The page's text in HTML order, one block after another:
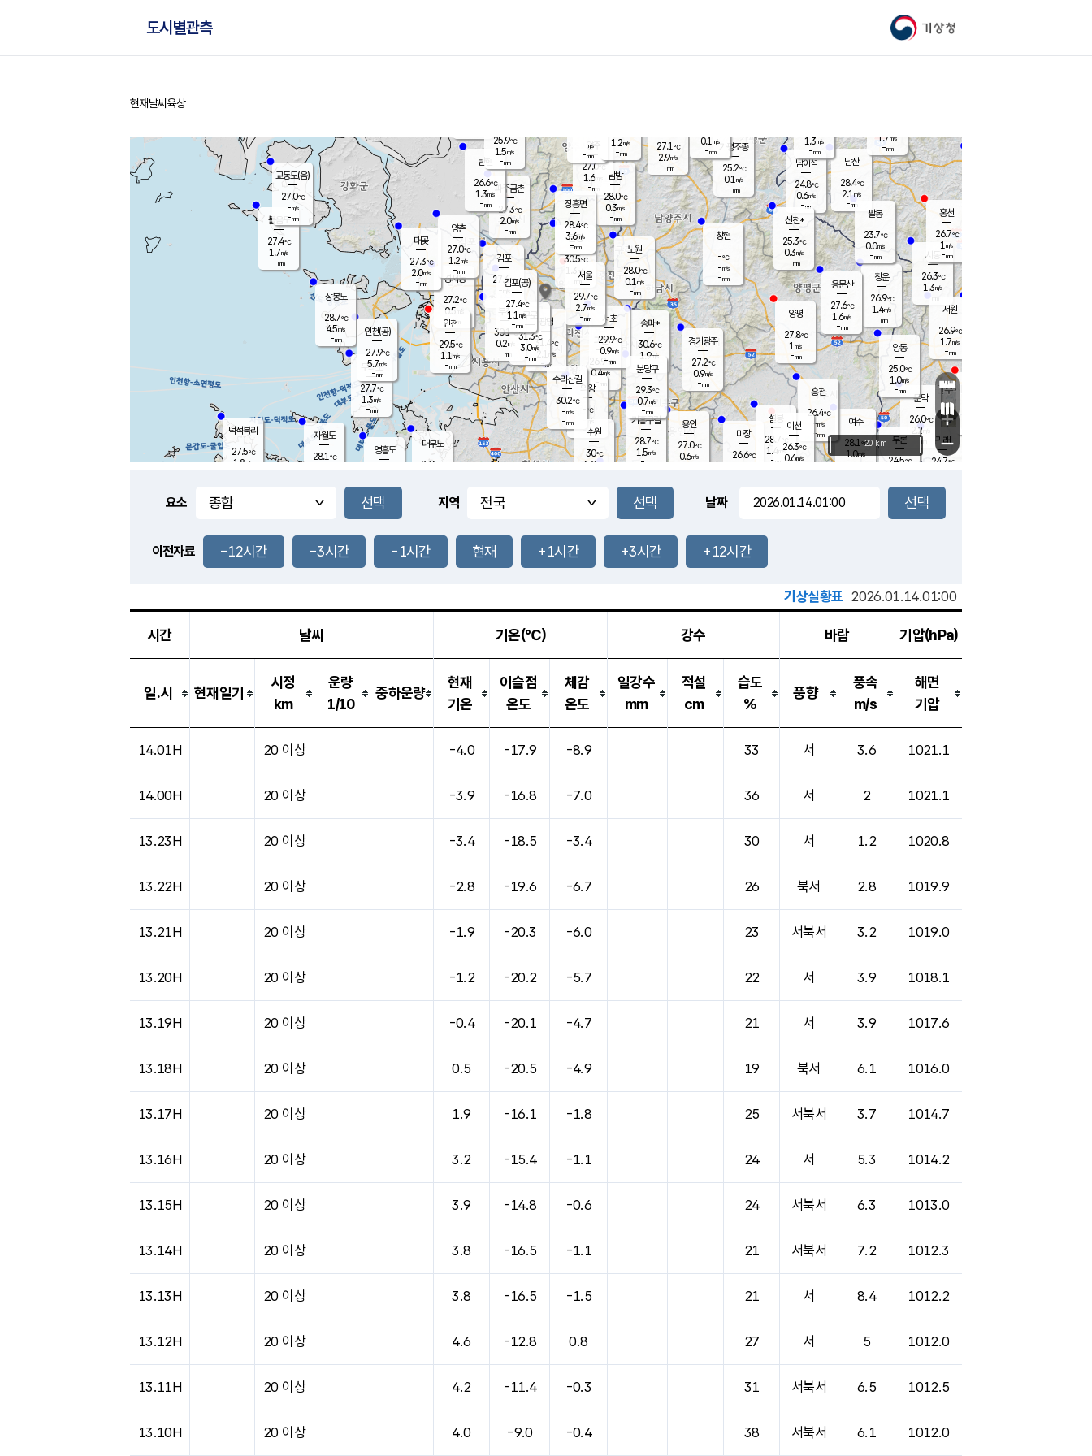
기상청
도시별관측
홈
현재날씨 육상
풍도
1.0m/s
문막
26.0℃
2.2m/s
mm
남이섬
24.8℃
0.6m/s
-mm
무의도
27.7℃
1.3m/s
-mm
영흥도
볼음도
27.4℃
1.7m/s
-mm
자월도
28.1℃
양주
27.0℃
1.6
-mm
부론
24.5℃
과천
26.9℃
0.4m/s
- mm
남산
28.4℃
2.1 m/s
-mm
장봉도
28.7℃
4.5m/s
-mm
-mm
청운
26.9℃
1.4m/s
-mm
팔봉
23.7℃
0.0m/s
-mm
-mm
용인
27.0℃
0.6m/s
여주
28.1℃
1.0m/s
양동
25.0℃
1.0m/s
-mm
경기광주
27.2℃
0.9m/s
-mm
장호원
1.3m/s
-mm
27.6
℃
대부도
27.1
-
경서동
27.2℃
0.5 m/s
-mm
파주금촌
27.3℃
2.0m/s
-mm
가평조종
25.2℃
0.1 m/s
-mm
27.1℃
2.9m/s
-mm
대곶
27.3℃
2.0m/s
-mm
신천*
25.3℃
0.3m/s
-mm
창현
-℃
-m/s
-mm
탄현
26.6℃
1.3m/s
-mm
0.1 m/s
-mm
29.8℃
0.7m/s
-mm
흥천
26.4℃
-m/s
-mm
마장
26.6℃
의왕
- ℃
m/s
mm
김포
27.6℃
-m/s
mm
설봉
28.7
1.4 m/s
- mm
광명
31.4 ℃
2.1 m/s
-mm
부천
30.1℃
0.2m/s
-mm
-mm
양촌
27.0℃
1.2m/s
-mm
구로
31.3℃
3.0m/s
-mm
은평
30.5℃
1.3 m/s
- mm
노원
28.0℃
0.1 m/s
-mm
송파*
30.6℃
1.9m/s
-mm
서초
29.9℃
0.9m/s
-mm
남방
28.0℃
0.3m/s
-mm
기흥구갈
28.7℃
1.5m/s
-
수리산길
30.2℃
-m/s
-mm
분당구
29.3℃
0.7m/s
-mm
장흥면
28.4℃
3.6m/s
-mm
-m/s
-mm
시동
26.3℃
1.3m/s
- mm
귀래
24.7℃
서원
26.9℃
1.7m/s
-mm
용문산
27.6℃
1.6m/s
-mm
덕적북리
27.5℃
1.8 m/s
인천(공)
27.9℃
5.7m/s
-mm
김포(공)
27.4℃
1.1 m/s
-mm
교동도(음)
27.0℃
-m/s
-mm
홍천
26.7℃
1 m/s
-mm
이천
26.3℃
0.6m/s
양평
27.8℃
1 m/s
-mm
수원
30℃
1.9m/s
인천
29.5℃
1.1 m/s
-mm
서울
29.7℃
2.7m/s
-mm
1.7 m/s
-mm
25.9℃
1.5m/s
-mm
1.2m/s
-mm
+
−
20 km
요소 지역 날짜
이전자료 -12시간 -3시간 -1시간 현재 +1시간 +3시간 +12시간
기상실황표 2026.01.14.01:00
시간 날씨 기온(℃) 강수 바람 기압(hPa)
일.시 현재일기
시정
km
운량
1/10
중하운량
현재
기온
이슬점
온도
체감
온도
일강수
mm
적설
cm
습도
%
풍향
풍속
m/s
해면
기압
14.01H 20 이상 -4.0 -17.9 -8.9 33 서 3.6 1021.1
14.00H 20 이상 -3.9 -16.8 -7.0 36 서 2 1021.1
13.23H 20 이상 -3.4 -18.5 -3.4 30 서 1.2 1020.8
13.22H 20 이상 -2.8 -19.6 -6.7 26 북서 2.8 1019.9
13.21H 20 이상 -1.9 -20.3 -6.0 23 서북서 3.2 1019.0
13.20H 20 이상 -1.2 -20.2 -5.7 22 서 3.9 1018.1
13.19H 20 이상 -0.4 -20.1 -4.7 21 서 3.9 1017.6
13.18H 20 이상 0.5 -20.5 -4.9 19 북서 6.1 1016.0
13.17H 20 이상 1.9 -16.1 -1.8 25 서북서 3.7 1014.7
13.16H 20 이상 3.2 -15.4 -1.1 24 서 5.3 1014.2
13.15H 20 이상 3.9 -14.8 -0.6 24 서북서 6.3 1013.0
13.14H 20 이상 3.8 -16.5 -1.1 21 서북서 7.2 1012.3
13.13H 20 이상 3.8 -16.5 -1.5 21 서 8.4 1012.2
13.12H 20 이상 4.6 -12.8 0.8 27 서 5 1012.0
13.11H 20 이상 4.2 -11.4 -0.3 31 서북서 6.5 1012.5
13.10H 20 이상 4.0 -9.0 -0.4 38 서북서 6.1 1012.0